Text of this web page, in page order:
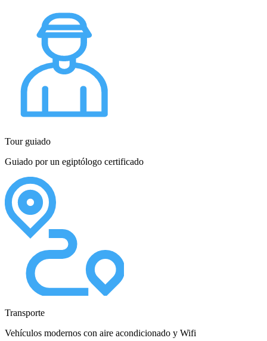
Tour guiado
Guiado por un egiptólogo certificado
Transporte
Vehículos modernos con aire acondicionado y Wifi